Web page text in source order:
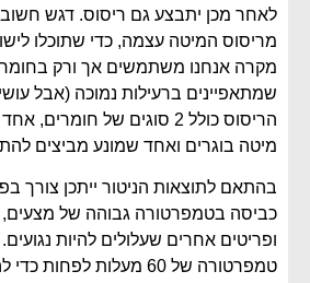
לאחר מכן יתבצע גם ריסוס. דגש חשוב
מריסוס המיטה עצמה, כדי שתוכלו
מקרה אנחנו משתמשים אך ורק
שמתאפיינים ברעילות נמוכה (אבל
הריסוס כולל 2 סוגים של
מיטה בוגרים ואחד שמונע מביצים
בהתאם לתוצאות הניטור ייתכן צורך
כביסה בטמפרטורה גבוהה של מצעים,
ופריטים אחרים שעלולים להיות
טמפרטורה של 60 מעלות